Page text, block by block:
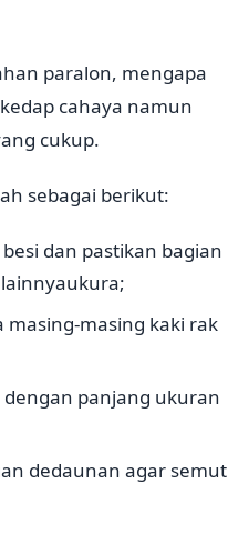
paralon, mengapa
cahaya namun
cukup.
sebagai berikut:
dan pastikan bagian
masing-masing kaki rak
panjang ukuran
dedaunan agar semut